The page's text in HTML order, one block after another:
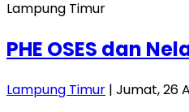
Lampung Timur
PHE OSES dan
Lampung Timur | Jumat, 26